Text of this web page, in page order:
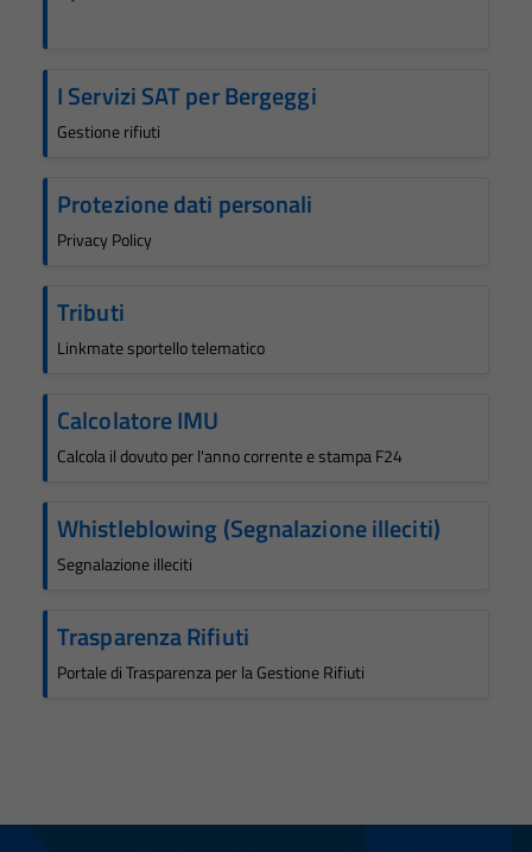
I Servizi SAT per Bergeggi
Gestione rifiuti
Protezione dati personali
Privacy Policy
Tributi
Linkmate sportello telematico
Calcolatore IMU
Calcola il dovuto per l'anno corrente e stampa F24
Whistleblowing (Segnalazione illeciti)
Segnalazione illeciti
Trasparenza Rifiuti
Portale di Trasparenza per la Gestione Rifiuti